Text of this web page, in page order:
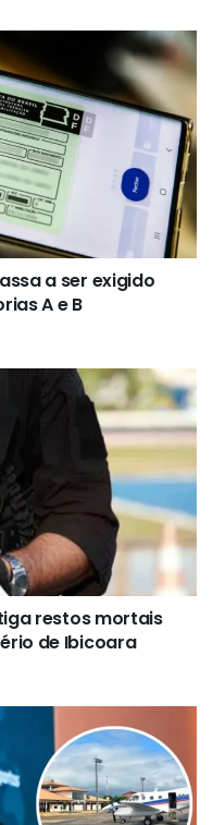
a ser exigido
A e B
restos mortais
de Ibicoara